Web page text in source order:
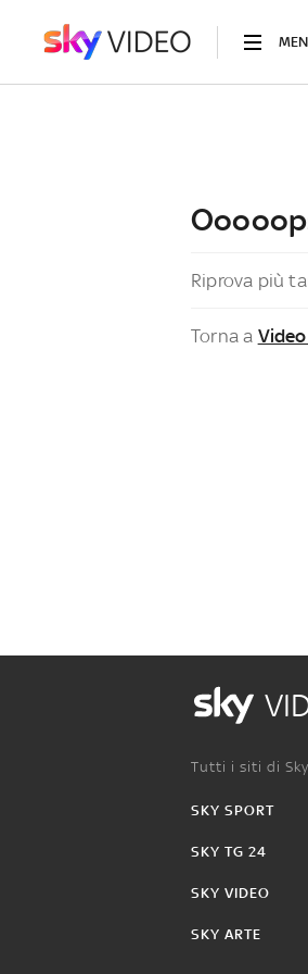
Riprova più
Torna a
Tutti i siti di
SKY SPORT
SKY TG 24
SKY VIDEO
SKY ARTE